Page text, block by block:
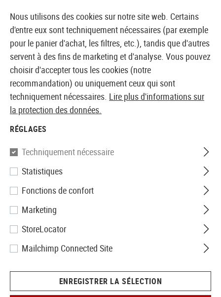
BOUTIQUE ET GROSSISTE EUROPÉEN AIRSOFT
Accueil Vêtements Gants
GANTS
Nous utilisons des cookies sur notre site web. Certains
d'entre eux sont techniquement nécessaires (par exemple
pour le panier d'achat, les filtres, etc.), tandis que d'autres
servent à des fins de marketing et d'analyse. Vous pouvez
choisir d'accepter tous les cookies (notre
recommandation) ou uniquement ceux qui sont
techniquement nécessaires. Lire plus d'informations sur
la protection des données.
RÉGLAGES
Techniquement nécessaire
Statistiques
Fonctions de confort
Marketing
StoreLocator
Mailchimp Connected Site
ENREGISTRER LA SÉLECTION